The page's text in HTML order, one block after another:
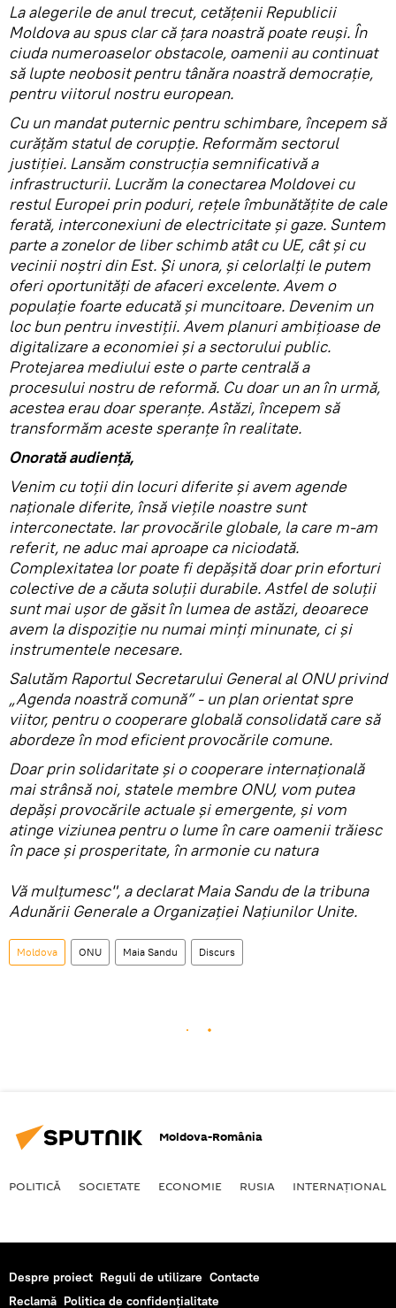
La alegerile de anul trecut, cetățenii Republicii
Moldova au spus clar că țara noastră poate reuși. În
ciuda numeroaselor obstacole, oamenii au continuat
să lupte neobosit pentru tânăra noastră democrație,
pentru viitorul nostru european.
Cu un mandat puternic pentru schimbare, începem să
curățăm statul de corupție. Reformăm sectorul
justiției. Lansăm construcția semnificativă a
infrastructurii. Lucrăm la conectarea Moldovei cu
restul Europei prin poduri, rețele îmbunătățite de cale
ferată, interconexiuni de electricitate și gaze. Suntem
parte a zonelor de liber schimb atât cu UE, cât și cu
vecinii noștri din Est. Și unora, și celorlalți le putem
oferi oportunități de afaceri excelente. Avem o
populație foarte educată și muncitoare. Devenim un
loc bun pentru investiții. Avem planuri ambițioase de
digitalizare a economiei și a sectorului public.
Protejarea mediului este o parte centrală a
procesului nostru de reformă. Cu doar un an în urmă,
acestea erau doar speranțe. Astăzi, începem să
transformăm aceste speranțe în realitate.
Onorată audiență,
Venim cu toții din locuri diferite și avem agende
naționale diferite, însă viețile noastre sunt
interconectate. Iar provocările globale, la care m-am
referit, ne aduc mai aproape ca niciodată.
Complexitatea lor poate fi depășită doar prin eforturi
colective de a căuta soluții durabile. Astfel de soluții
sunt mai ușor de găsit în lumea de astăzi, deoarece
avem la dispoziție nu numai minți minunate, ci și
instrumentele necesare.
Salutăm Raportul Secretarului General al ONU privind
„Agenda noastră comună” - un plan orientat spre
viitor, pentru o cooperare globală consolidată care să
abordeze în mod eficient provocările comune.
Doar prin solidaritate și o cooperare internațională
mai strânsă noi, statele membre ONU, vom putea
depăși provocările actuale și emergente, și vom
atinge viziunea pentru o lume în care oamenii trăiesc
în pace și prosperitate, în armonie cu natura
Vă mulțumesc", a declarat Maia Sandu de la tribuna
Adunării Generale a Organizației Națiunilor Unite.
Moldova ONU Maia Sandu Discurs
Moldova-România
POLITICĂ SOCIETATE ECONOMIE RUSIA INTERNAŢIONAL
Despre proiect Reguli de utilizare Contacte
Reclamă Politica de confidențialitate